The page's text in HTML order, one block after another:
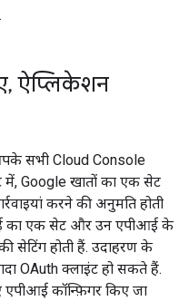
, ऐप्लिकेशन
सभी Cloud Console
में, Google खातों का एक सेट
करने की अनुमति होती
का एक सेट और उन एपीआई के
सेटिंग होती हैं. उदाहरण के
OAuth क्लाइंट हो सकते हैं.
एपीआई कॉन्फ़िगर किए जा